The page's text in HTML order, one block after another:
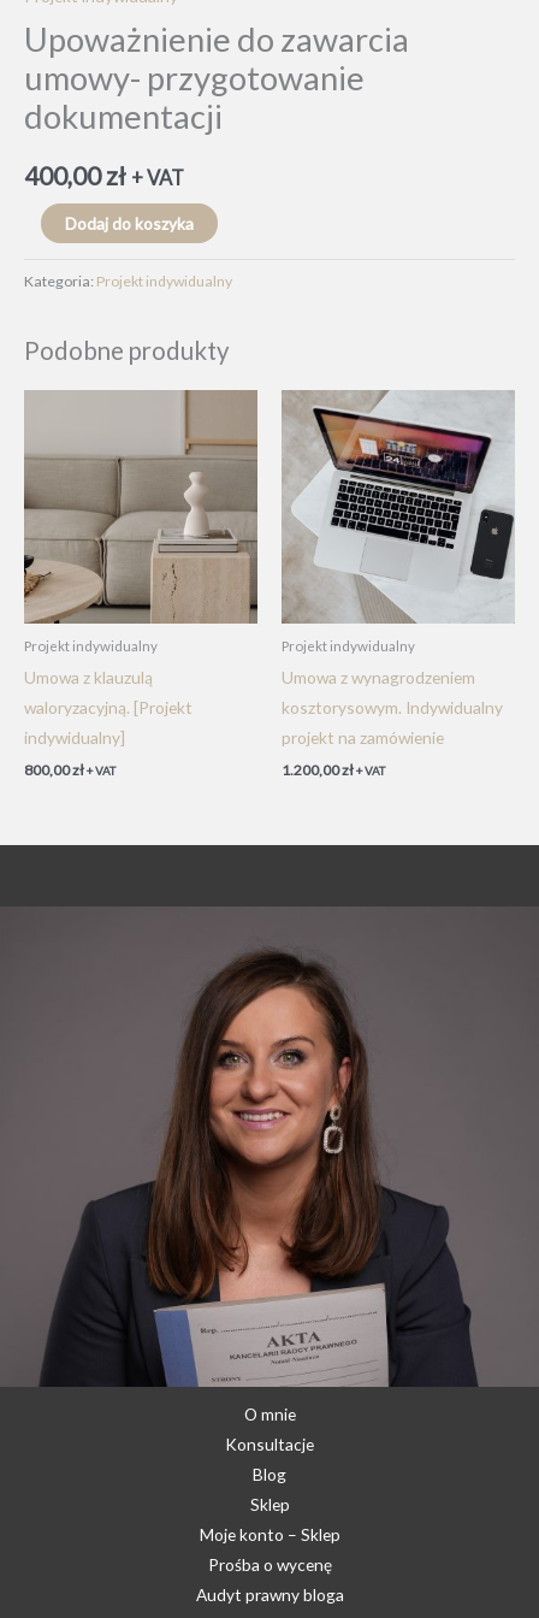
Upoważnienie do zawarcia
umowy- przygotowanie
dokumentacji
400,00zł + VAT
ilość
Upoważnienie
do
umowy-
przygotowanie
Dodaj do koszyka
Kategoria: Projekt indywidualny
Podobne produkty
Projekt indywidualny
Umowa z klauzulą
waloryzacyjną. [Projekt
indywidualny]
800,00zł+ VAT
Projekt indywidualny
Umowa z wynagrodzeniem
kosztorysowym. Indywidualny
projekt na zamówienie
1.200,00zł+ VAT
O mnie
Konsultacje
Blog
Sklep
Moje konto – Sklep
Prośba o wycenę
Audyt prawny bloga